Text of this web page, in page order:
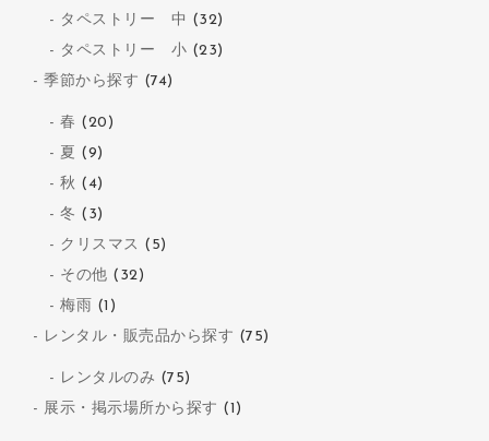
タペストリー 中 (32)
タペストリー 小 (23)
季節から探す (74)
春 (20)
夏 (9)
秋 (4)
冬 (3)
クリスマス (5)
その他 (32)
梅雨 (1)
レンタル・販売品から探す (75)
レンタルのみ (75)
展示・掲示場所から探す (1)